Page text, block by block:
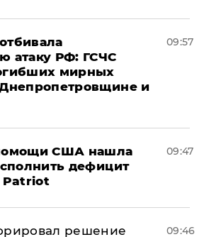
атаку РФ: ГСЧС
мирных
и
09:57
США нашла
дефицит
Patriot
09:47
решение 09:46